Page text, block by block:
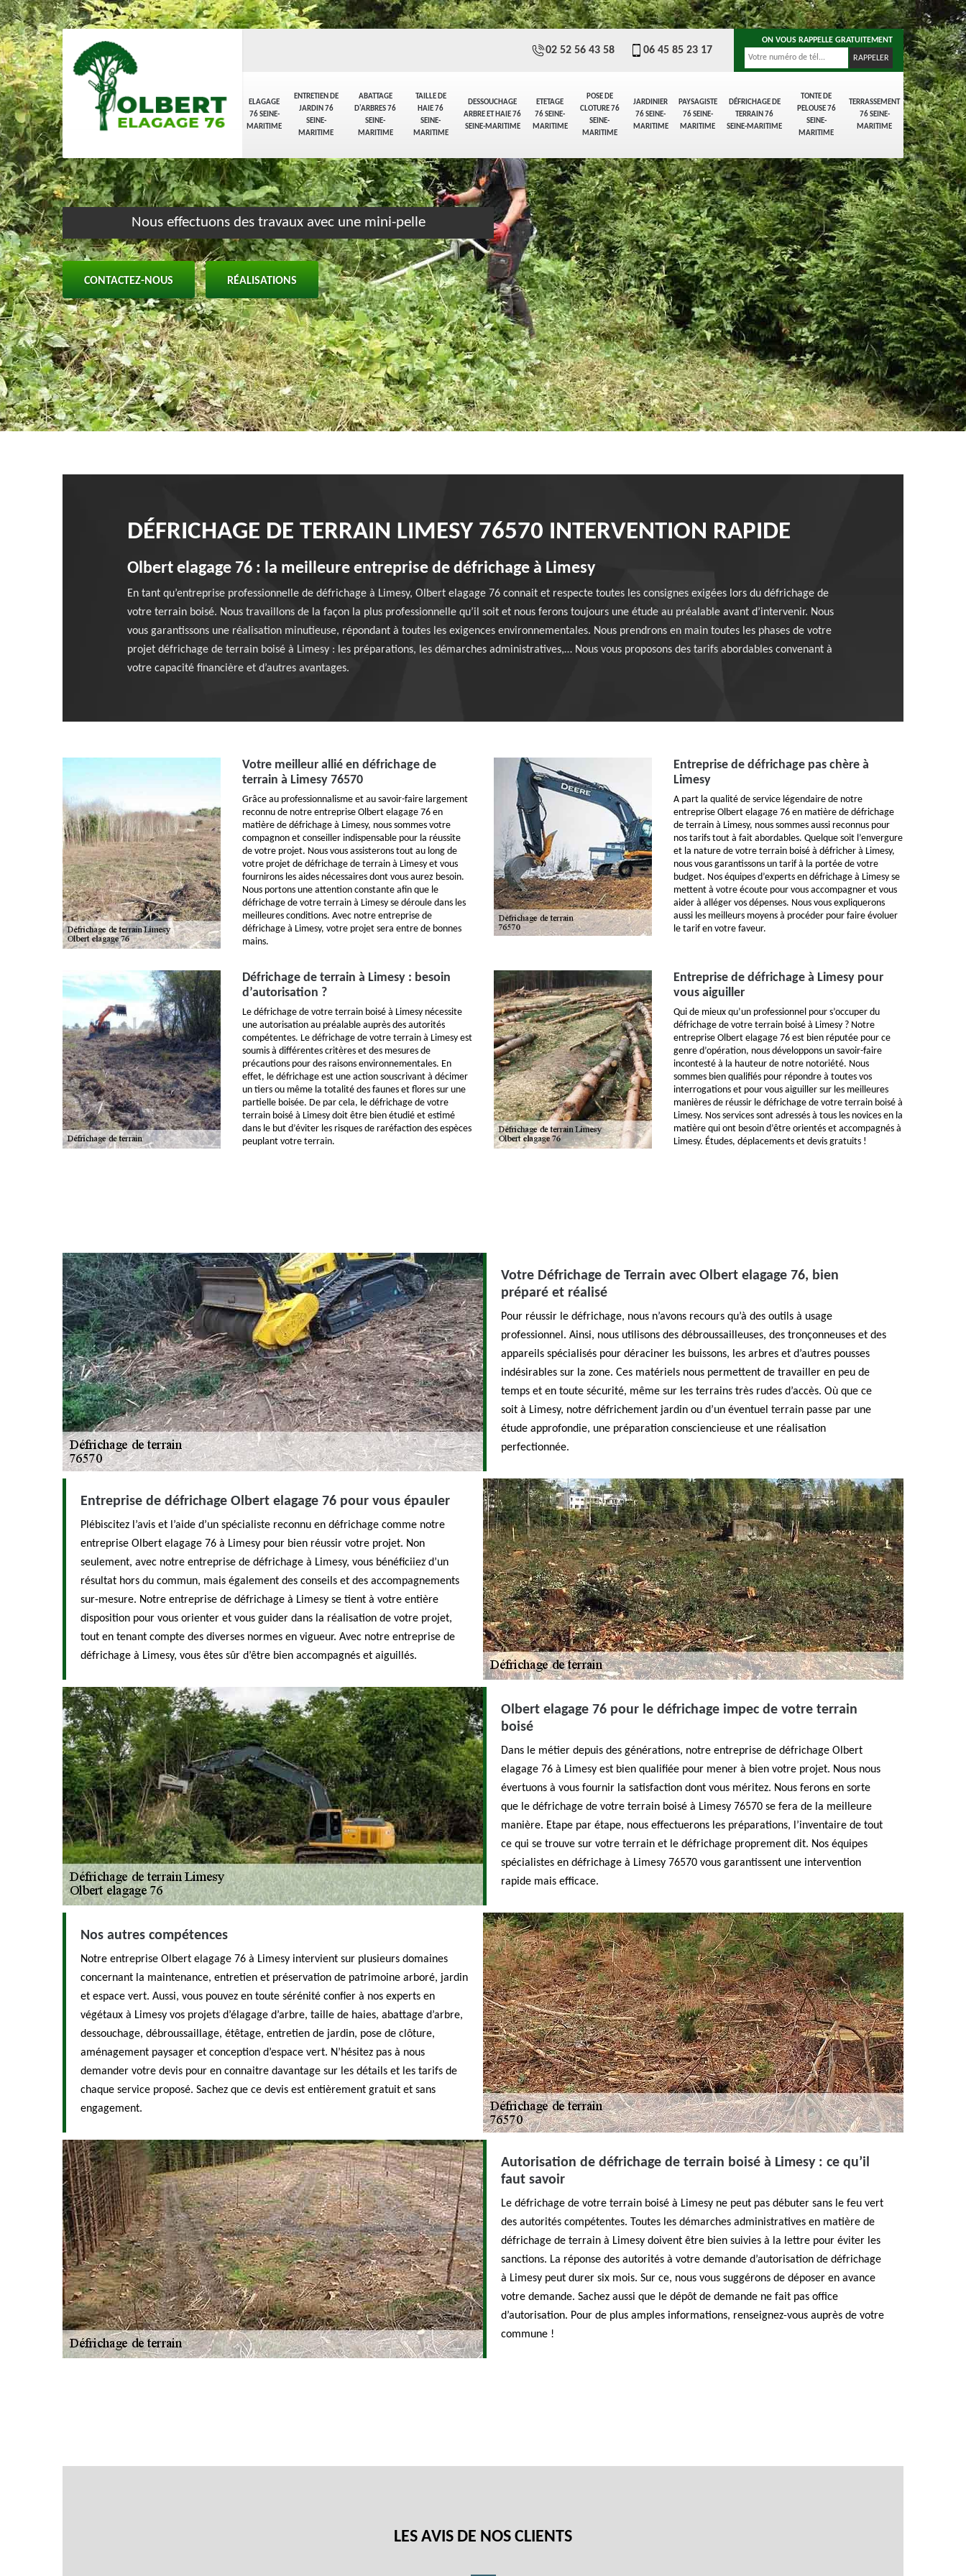
ELAGAGE
76 SEINE-
MARITIME
ENTRETIEN DE
JARDIN 76
SEINE-
MARITIME
ABATTAGE
D'ARBRES 76
SEINE-
MARITIME
TAILLE DE
HAIE 76
SEINE-
MARITIME
DESSOUCHAGE
ARBRE ET HAIE 76
SEINE-MARITIME
ETETAGE
76 SEINE-
MARITIME
POSE DE
CLOTURE 76
SEINE-
MARITIME
JARDINIER
76 SEINE-
MARITIME
PAYSAGISTE
76 SEINE-
MARITIME
DÉFRICHAGE DE
TERRAIN 76
SEINE-MARITIME
TONTE DE
PELOUSE 76
SEINE-
MARITIME
TERRASSEMENT
76 SEINE-
MARITIME
02 52 56 43 58 06 45 85 23 17
ON VOUS RAPPELLE GRATUITEMENT
Nous effectuons des travaux avec une mini-pelle
CONTACTEZ-NOUS RÉALISATIONS
DÉFRICHAGE DE TERRAIN LIMESY 76570 INTERVENTION RAPIDE
Olbert elagage 76 : la meilleure entreprise de défrichage à Limesy
En tant qu’entreprise professionnelle de défrichage à Limesy, Olbert elagage 76 connait et respecte toutes les consignes exigées lors du défrichage de
votre terrain boisé. Nous travaillons de la façon la plus professionnelle qu’il soit et nous ferons toujours une étude au préalable avant d’intervenir. Nous
vous garantissons une réalisation minutieuse, répondant à toutes les exigences environnementales. Nous prendrons en main toutes les phases de votre
projet défrichage de terrain boisé à Limesy : les préparations, les démarches administratives,… Nous vous proposons des tarifs abordables convenant à
votre capacité financière et d’autres avantages.
Votre meilleur allié en défrichage de
terrain à Limesy 76570
Grâce au professionnalisme et au savoir-faire largement
reconnu de notre entreprise Olbert elagage 76 en
matière de défrichage à Limesy, nous sommes votre
compagnon et conseiller indispensable pour la réussite
de votre projet. Nous vous assisterons tout au long de
votre projet de défrichage de terrain à Limesy et vous
fournirons les aides nécessaires dont vous aurez besoin.
Nous portons une attention constante afin que le
défrichage de votre terrain à Limesy se déroule dans les
meilleures conditions. Avec notre entreprise de
défrichage à Limesy, votre projet sera entre de bonnes
mains.
Entreprise de défrichage pas chère à
Limesy
A part la qualité de service légendaire de notre
entreprise Olbert elagage 76 en matière de défrichage
de terrain à Limesy, nous sommes aussi reconnus pour
nos tarifs tout à fait abordables. Quelque soit l’envergure
et la nature de votre terrain boisé à défricher à Limesy,
nous vous garantissons un tarif à la portée de votre
budget. Nos équipes d’experts en défrichage à Limesy se
mettent à votre écoute pour vous accompagner et vous
aider à alléger vos dépenses. Nous vous expliquerons
aussi les meilleurs moyens à procéder pour faire évoluer
le tarif en votre faveur.
Défrichage de terrain à Limesy : besoin
d’autorisation ?
Le défrichage de votre terrain boisé à Limesy nécessite
une autorisation au préalable auprès des autorités
compétentes. Le défrichage de votre terrain à Limesy est
soumis à différentes critères et des mesures de
précautions pour des raisons environnementales. En
effet, le défrichage est une action souscrivant à décimer
un tiers ou même la totalité des faunes et flores sur une
partielle boisée. De par cela, le défrichage de votre
terrain boisé à Limesy doit être bien étudié et estimé
dans le but d’éviter les risques de raréfaction des espèces
peuplant votre terrain.
Entreprise de défrichage à Limesy pour
vous aiguiller
Qui de mieux qu’un professionnel pour s’occuper du
défrichage de votre terrain boisé à Limesy ? Notre
entreprise Olbert elagage 76 est bien réputée pour ce
genre d’opération, nous développons un savoir-faire
incontesté à la hauteur de notre notoriété. Nous
sommes bien qualifiés pour répondre à toutes vos
interrogations et pour vous aiguiller sur les meilleures
manières de réussir le défrichage de votre terrain boisé à
Limesy. Nos services sont adressés à tous les novices en la
matière qui ont besoin d’être orientés et accompagnés à
Limesy. Études, déplacements et devis gratuits !
Votre Défrichage de Terrain avec Olbert elagage 76, bien
préparé et réalisé
Pour réussir le défrichage, nous n’avons recours qu’à des outils à usage
professionnel. Ainsi, nous utilisons des débroussailleuses, des tronçonneuses et des
appareils spécialisés pour déraciner les buissons, les arbres et d’autres pousses
indésirables sur la zone. Ces matériels nous permettent de travailler en peu de
temps et en toute sécurité, même sur les terrains très rudes d’accès. Où que ce
soit à Limesy, notre défrichement jardin ou d’un éventuel terrain passe par une
étude approfondie, une préparation consciencieuse et une réalisation
perfectionnée.
Entreprise de défrichage Olbert elagage 76 pour vous épauler
Plébiscitez l’avis et l’aide d’un spécialiste reconnu en défrichage comme notre
entreprise Olbert elagage 76 à Limesy pour bien réussir votre projet. Non
seulement, avec notre entreprise de défrichage à Limesy, vous bénéficiiez d’un
résultat hors du commun, mais également des conseils et des accompagnements
sur-mesure. Notre entreprise de défrichage à Limesy se tient à votre entière
disposition pour vous orienter et vous guider dans la réalisation de votre projet,
tout en tenant compte des diverses normes en vigueur. Avec notre entreprise de
défrichage à Limesy, vous êtes sûr d’être bien accompagnés et aiguillés.
Olbert elagage 76 pour le défrichage impec de votre terrain
boisé
Dans le métier depuis des générations, notre entreprise de défrichage Olbert
elagage 76 à Limesy est bien qualifiée pour mener à bien votre projet. Nous nous
évertuons à vous fournir la satisfaction dont vous méritez. Nous ferons en sorte
que le défrichage de votre terrain boisé à Limesy 76570 se fera de la meilleure
manière. Etape par étape, nous effectuerons les préparations, l’inventaire de tout
ce qui se trouve sur votre terrain et le défrichage proprement dit. Nos équipes
spécialistes en défrichage à Limesy 76570 vous garantissent une intervention
rapide mais efficace.
Nos autres compétences
Notre entreprise Olbert elagage 76 à Limesy intervient sur plusieurs domaines
concernant la maintenance, entretien et préservation de patrimoine arboré, jardin
et espace vert. Aussi, vous pouvez en toute sérénité confier à nos experts en
végétaux à Limesy vos projets d’élagage d’arbre, taille de haies, abattage d’arbre,
dessouchage, débroussaillage, étêtage, entretien de jardin, pose de clôture,
aménagement paysager et conception d’espace vert. N’hésitez pas à nous
demander votre devis pour en connaitre davantage sur les détails et les tarifs de
chaque service proposé. Sachez que ce devis est entièrement gratuit et sans
engagement.
Autorisation de défrichage de terrain boisé à Limesy : ce qu’il
faut savoir
Le défrichage de votre terrain boisé à Limesy ne peut pas débuter sans le feu vert
des autorités compétentes. Toutes les démarches administratives en matière de
défrichage de terrain à Limesy doivent être bien suivies à la lettre pour éviter les
sanctions. La réponse des autorités à votre demande d’autorisation de défrichage
à Limesy peut durer six mois. Sur ce, nous vous suggérons de déposer en avance
votre demande. Sachez aussi que le dépôt de demande ne fait pas office
d’autorisation. Pour de plus amples informations, renseignez-vous auprès de votre
commune !
LES AVIS DE NOS CLIENTS